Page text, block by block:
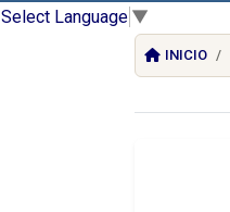
Select Language ▼
INICIO